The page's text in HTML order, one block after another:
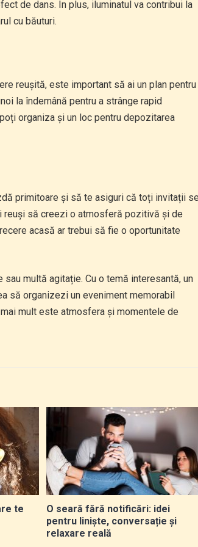
de dans. În plus, iluminatul va contribui la
cu băuturi.
reușită, este important să ai un plan pentru
la îndemână pentru a strânge rapid
organiza și un loc pentru depozitarea
primitoare și să te asiguri că toți invitații
să creezi o atmosferă pozitivă și de
acasă ar trebui să fie o oportunitate
multă agitație. Cu o temă interesantă, un
să organizezi un eveniment memorabil
mult este atmosfera și momentele de
te
O seară fără notificări: idei
pentru liniște, conversație și
relaxare reală